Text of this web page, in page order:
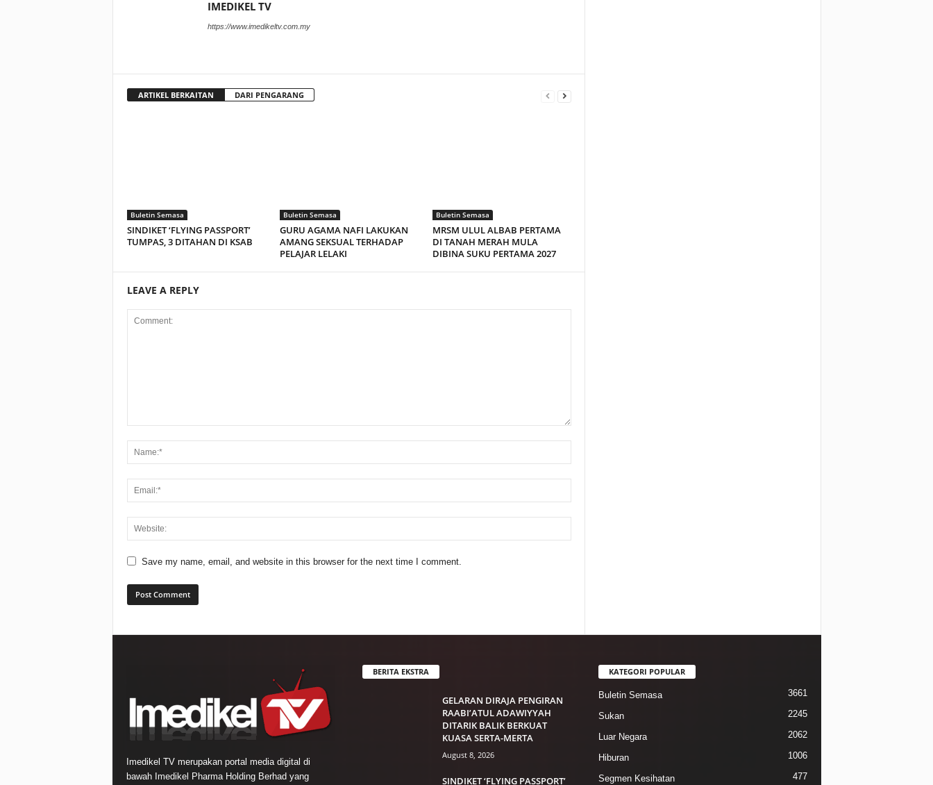
IMEDIKEL TV
https://www.imedikeltv.com.my
ARTIKEL BERKAITAN DARI PENGARANG
Buletin Semasa
SINDIKET ‘FLYING PASSPORT’
TUMPAS, 3 DITAHAN DI KSAB
Buletin Semasa
GURU AGAMA NAFI LAKUKAN
AMANG SEKSUAL TERHADAP
PELAJAR LELAKI
Buletin Semasa
MRSM ULUL ALBAB PERTAMA
DI TANAH MERAH MULA
DIBINA SUKU PERTAMA 2027
LEAVE A REPLY
Save my name, email, and website in this browser for the next time I comment.
Imedikel TV merupakan portal media digital di
bawah Imedikel Pharma Holding Berhad yang
BERITA EKSTRA
GELARAN DIRAJA PENGIRAN
RAABI’ATUL ADAWIYYAH
DITARIK BALIK BERKUAT
KUASA SERTA-MERTA
August 8, 2026
SINDIKET ‘FLYING PASSPORT’
KATEGORI POPULAR
Buletin Semasa 3661
Sukan 2245
Luar Negara 2062
Hiburan 1006
Segmen Kesihatan 477